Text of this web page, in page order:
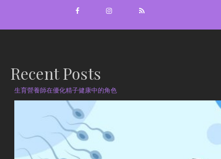
Recent Posts
生育營養師在優化精子健康中的角色